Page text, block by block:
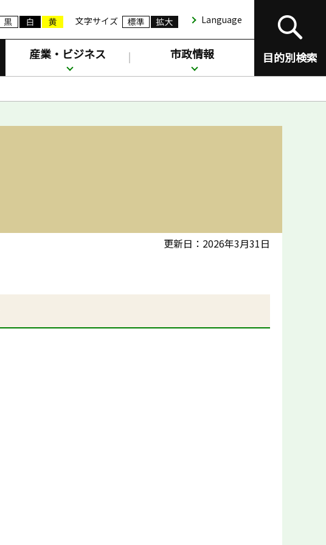
文字サイズ Language
目的別検索
産業・ビジネス 市政情報
更新日：2026年3月31日